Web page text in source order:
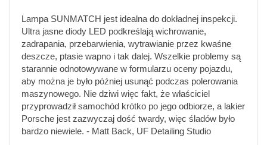
Lampa SUNMATCH jest idealna do dokładnej inspekcji.
Ultra jasne diody LED podkreślają wichrowanie,
zadrapania, przebarwienia, wytrawianie przez kwaśne
deszcze, ptasie wapno i tak dalej. Wszelkie problemy są
starannie odnotowywane w formularzu oceny pojazdu,
aby można je było później usunąć podczas polerowania
maszynowego. Nie dziwi więc fakt, że właściciel
przyprowadził samochód krótko po jego odbiorze, a lakier
Porsche jest zazwyczaj dość twardy, więc śladów było
bardzo niewiele. - Matt Back, UF Detailing Studio